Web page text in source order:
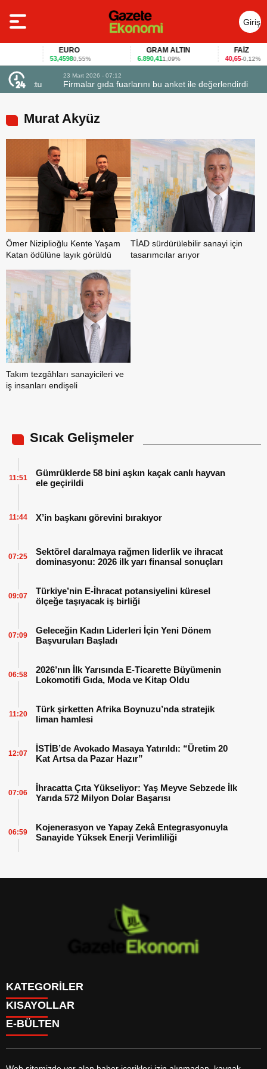
Giriş
Yap
EURO
53,45980,55%
GRAM ALTIN
6.890,411,09%
FAİZ
40,65-0,12%
23 Mart 2026 - 07:12
Firmalar gıda fuarlarını bu anket ile değerlendirdi
Murat Akyüz
Ömer Niziplioğlu Kente Yaşam
Katan ödülüne layık görüldü
TİAD sürdürülebilir sanayi için
tasarımcılar arıyor
Takım tezgâhları sanayicileri ve
iş insanları endişeli
Sıcak Gelişmeler
Gümrüklerde 58 bini aşkın kaçak canlı hayvan
ele geçirildi
11:51
X’in başkanı görevini bırakıyor
11:44
Sektörel daralmaya rağmen liderlik ve ihracat
dominasyonu: 2026 ilk yarı finansal sonuçları
07:25
Türkiye’nin E-İhracat potansiyelini küresel
ölçeğe taşıyacak iş birliği
09:07
Geleceğin Kadın Liderleri İçin Yeni Dönem
Başvuruları Başladı
07:09
2026’nın İlk Yarısında E-Ticarette Büyümenin
Lokomotifi Gıda, Moda ve Kitap Oldu
06:58
Türk şirketten Afrika Boynuzu’nda stratejik
liman hamlesi
11:20
İSTİB’de Avokado Masaya Yatırıldı: “Üretim 20
Kat Artsa da Pazar Hazır”
12:07
İhracatta Çıta Yükseliyor: Yaş Meyve Sebzede İlk
Yarıda 572 Milyon Dolar Başarısı
07:06
Kojenerasyon ve Yapay Zekâ Entegrasyonuyla
Sanayide Yüksek Enerji Verimliliği
06:59
KATEGORİLER
GÜNDEM
DÜNYA
SİYASET
MAGAZİN
KISAYOLLAR
BURÇLAR
E-BÜLTEN